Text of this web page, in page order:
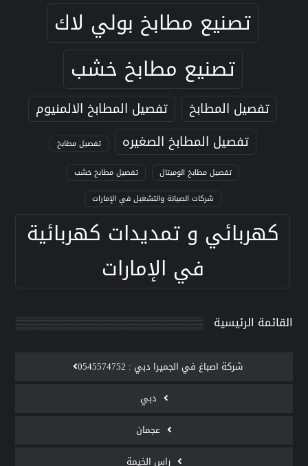
تصنيع مطابخ بولي لاك
تصنيع مطابخ خشب
تفصيل المطابخ
تفصيل المطابخ الالمنيوم
تفصيل المطابخ الصغيره
تفصيل مطابخ
تفصيل مطابخ الوميتال
تفصيل مطابخ خشب
شركات الصيانة والتشغيل في الإمارات
كهربائي و تمديدات كهربائية
في الإمارات
القائمة الرئيسية
‫شركة اصباغ في الجميرا دبي : 0545574752
دبي
عجمان
راس الخيمة